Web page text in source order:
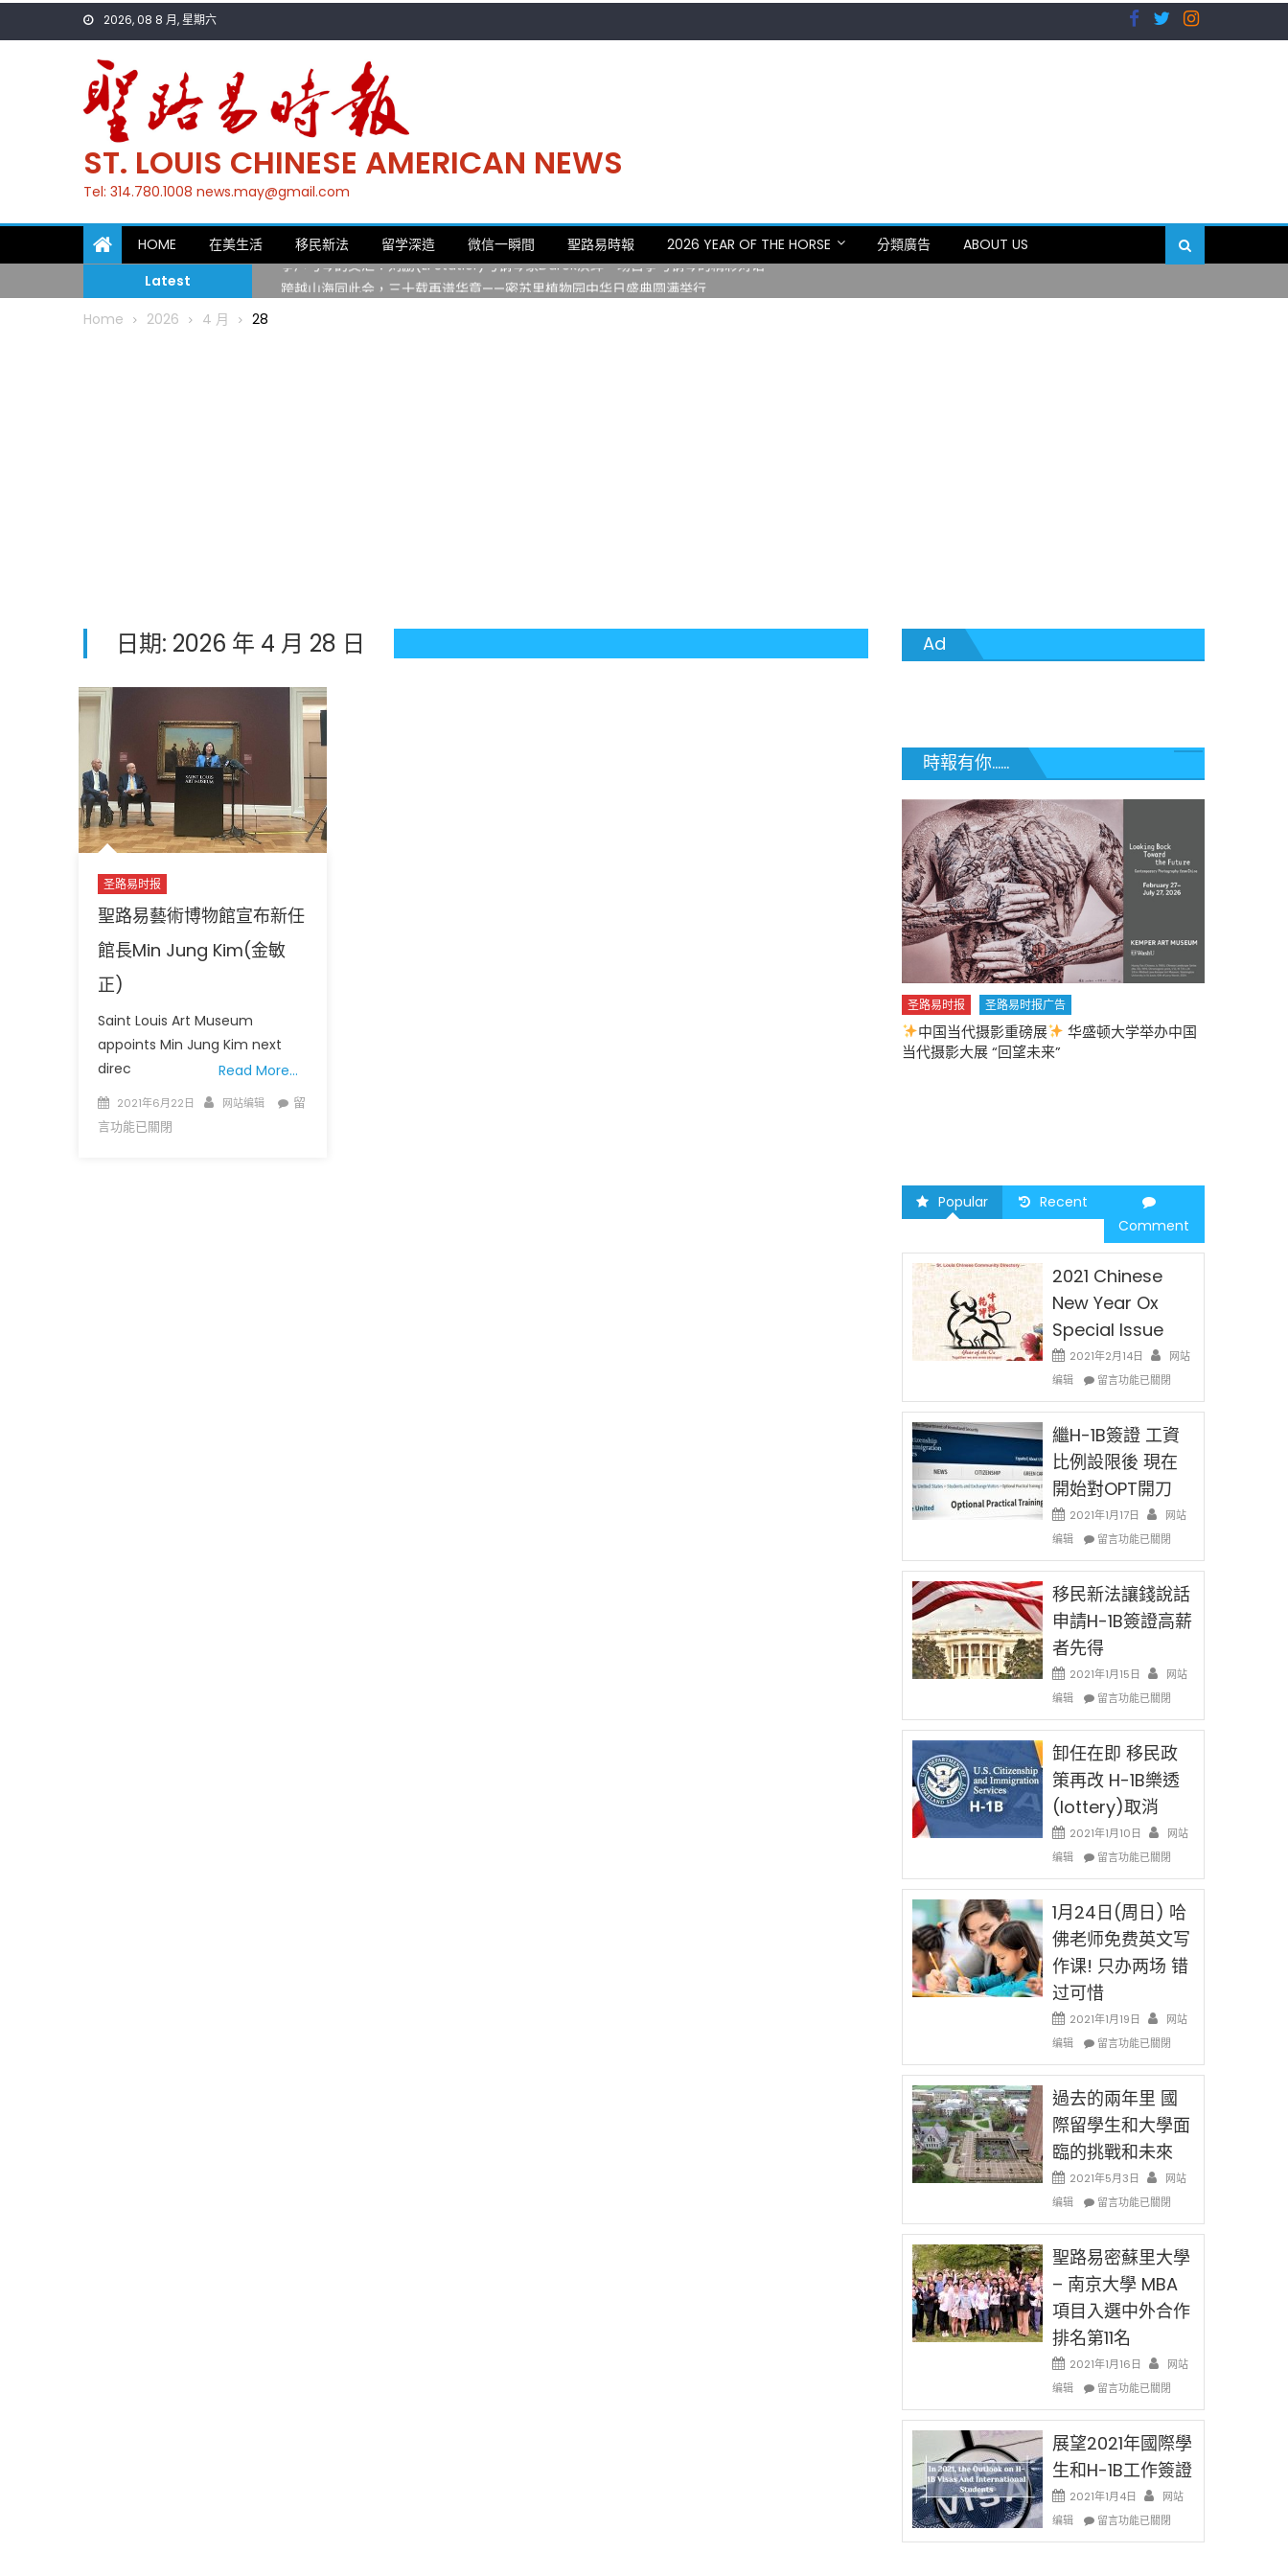
2026, 08 8 月, 星期六
ST. LOUIS CHINESE AMERICAN NEWS
Tel: 314.780.1008 news.may@gmail.com
HOME 在美生活 移民新法 留学深造 微信一瞬間 聖路易時報 2026 YEAR OF THE HORSE 分類廣告
ABOUT US
Latest
一晃三十年，初夏又相逢。中华日，等你来赴约 —— 密苏里植物园“中华日三十周年特别报道（五）
筝声与琴韵交汇：刘励(Li Statler)与钢琴家Darek演绎一场古筝与钢琴的精彩对话
跨越山海同此会，三十载再谱华章——密苏里植物园中华日盛典圆满举行
Home 2026 4 月 28
日期: 2026 年 4 月 28 日
圣路易时报
聖路易藝術博物館宣布新任
館長Min Jung Kim(金敏
正)
Saint Louis Art Museum
appoints Min Jung Kim next
direc
Read More…
Posted
on
2021年6月22日 Author
网站编辑
在
留
言功能已關閉
Ad
時報有你......
Lu Team 卢长志
免费健康检查 无需预约 免费赠送血压计供符合
条件者使用 欢迎参加索取! 4月18日星期六 上午
9点至中午 Grace UM Church
圣路易时报 圣路易时报广告
中国当代摄影重磅展
华盛顿大学举办中国
当代摄影大展 “回望未来”
Popular
Recent
Comment
2021 Chinese
New Year Ox
Special Issue
2021年2月14日
网站
编辑
在
Chinese
New
Year
Ox
Special
中
留言功能已關閉
繼H-1B簽證 工資
比例設限後 現在
開始對OPT開刀
2021年1月17日
网站
编辑
在
H-
1B
簽
證
工
比
例
設
限
後
現
在
開
始
OPT
開
中
留言功能已關閉
移民新法讓錢說話
申請H-1B簽證高薪
者先得
2021年1月15日
网站
编辑
在
民
新
法
讓
錢
話
申
請
H-
1B
簽
證
高
薪
者
先
得〉
留言功能已關閉
卸任在即 移民政
策再改 H-1B樂透
(lottery)取消
2021年1月10日
网站
编辑
在
任
在
即
移
民
政
策
再
改
H-
1B
樂
透
(lottery)
取
消〉
中
留言功能已關閉
1月24日(周日) 哈
佛老师免费英文写
作课! 只办两场 错
过可惜
2021年1月19日
网站
编辑
在
月
24
日
(周
日)
佛
老
师
免
费
英
文
写
作
课!
只
办
场
错
可
惜〉
中
留言功能已關閉
過去的兩年里 國
際留學生和大學面
臨的挑戰和未來
2021年5月3日
网站
编辑
在
去
的
兩
年
里
國
際
留
學
生
和
大
學
面
臨
挑
戰
留言功能已關閉
聖路易密蘇里大學
– 南京大學 MBA
項目入選中外合作
排名第11名
2021年1月16日
网站
编辑
在
路
易
蘇
里
大
學
–
留言功能已關閉
展望2021年國際學
生和H-1B工作簽證
2021年1月4日
网站
编辑
在
留言功能已關閉